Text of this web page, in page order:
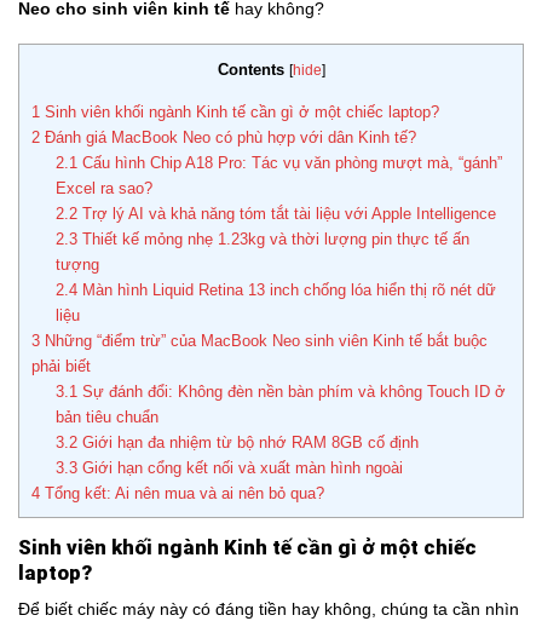
Neo cho sinh viên kinh tế hay không?
Contents [hide]
1 Sinh viên khối ngành Kinh tế cần gì ở một chiếc laptop?
2 Đánh giá MacBook Neo có phù hợp với dân Kinh tế?
2.1 Cấu hình Chip A18 Pro: Tác vụ văn phòng mượt mà, “gánh”
Excel ra sao?
2.2Trợ lý AI và khả năng tóm tắt tài liệu với Apple Intelligence
2.3Thiết kế mỏng nhẹ 1.23kg và thời lượng pin thực tế ấn
tượng
2.4Màn hình Liquid Retina 13 inch chống lóa hiển thị rõ nét dữ
liệu
3 Những “điểm trừ” của MacBook Neo sinh viên Kinh tế bắt buộc
phải biết
3.1 Sự đánh đổi: Không đèn nền bàn phím và không Touch ID ở
bản tiêu chuẩn
3.2Giới hạn đa nhiệm từ bộ nhớ RAM 8GB cố định
3.3Giới hạn cổng kết nối và xuất màn hình ngoài
4 Tổng kết: Ai nên mua và ai nên bỏ qua?
Sinh viên khối ngành Kinh tế cần gì ở một chiếc
laptop?
Để biết chiếc máy này có đáng tiền hay không, chúng ta cần nhìn